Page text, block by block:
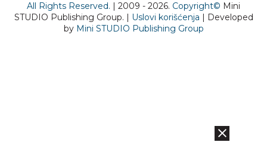
All Rights Reserved. | 2009 - 2026. Copyright© Mini
STUDIO Publishing Group. | Uslovi korišćenja | Developed
by Mini STUDIO Publishing Group